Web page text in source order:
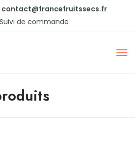
contact@francefruitssecs.fr
Suivi de commande